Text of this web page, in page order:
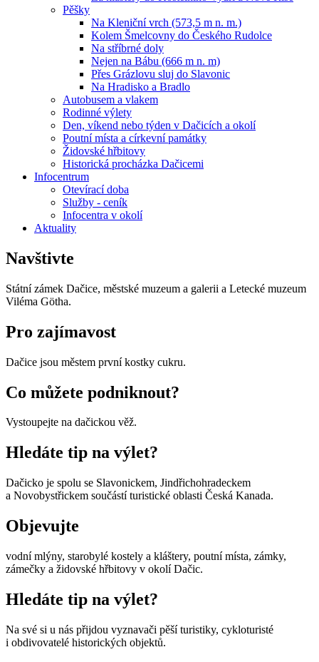
Pěšky
Na Kleniční vrch (573,5 m n. m.)
Kolem Šmelcovny do Českého Rudolce
Na stříbrné doly
Nejen na Bábu (666 m n. m)
Přes Grázlovu sluj do Slavonic
Na Hradisko a Bradlo
Autobusem a vlakem
Rodinné výlety
Den, víkend nebo týden v Dačicích a okolí
Poutní místa a církevní památky
Židovské hřbitovy
Historická procházka Dačicemi
Infocentrum
Otevírací doba
Služby - ceník
Infocentra v okolí
Aktuality
Navštivte
Státní zámek Dačice, městské muzeum a galerii a Letecké muzeum
Viléma Götha.
Pro zajímavost
Dačice jsou městem první kostky cukru.
Co můžete podniknout?
Vystoupejte na dačickou věž.
Hledáte tip na výlet?
Dačicko je spolu se Slavonickem, Jindřichohradeckem
a Novobystřickem součástí turistické oblasti Česká Kanada.
Objevujte
vodní mlýny, starobylé kostely a kláštery, poutní místa, zámky,
zámečky a židovské hřbitovy v okolí Dačic.
Hledáte tip na výlet?
Na své si u nás přijdou vyznavači pěší turistiky, cykloturisté
i obdivovatelé historických objektů.